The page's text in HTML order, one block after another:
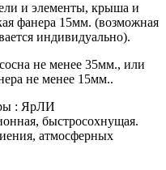
и элементы, крыша и
фанера 15мм. (возможная
индивидуально).
не менее 35мм., или
не менее 15мм..
: ЯрЛИ
быстросохнущая.
атмосферных